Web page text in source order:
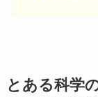
とある科学